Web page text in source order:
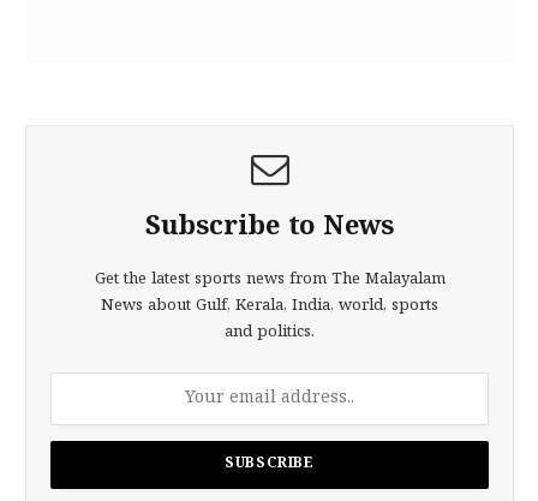
Subscribe to News
Get the latest sports news from The Malayalam
News about Gulf, Kerala, India, world, sports
and politics.